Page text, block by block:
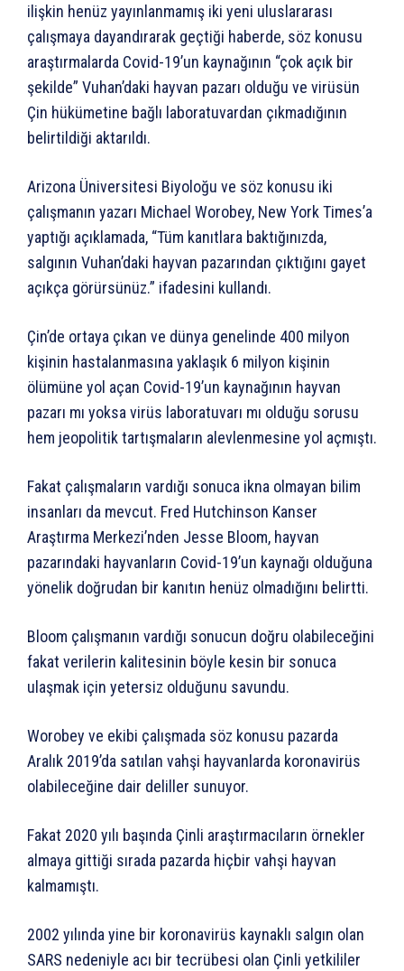
ilişkin henüz yayınlanmamış iki yeni uluslararası
çalışmaya dayandırarak geçtiği haberde, söz konusu
araştırmalarda Covid-19’un kaynağının “çok açık bir
şekilde” Vuhan’daki hayvan pazarı olduğu ve virüsün
Çin hükümetine bağlı laboratuvardan çıkmadığının
belirtildiği aktarıldı.
Arizona Üniversitesi Biyoloğu ve söz konusu iki
çalışmanın yazarı Michael Worobey, New York Times’a
yaptığı açıklamada, “Tüm kanıtlara baktığınızda,
salgının Vuhan’daki hayvan pazarından çıktığını gayet
açıkça görürsünüz.” ifadesini kullandı.
Çin’de ortaya çıkan ve dünya genelinde 400 milyon
kişinin hastalanmasına yaklaşık 6 milyon kişinin
ölümüne yol açan Covid-19’un kaynağının hayvan
pazarı mı yoksa virüs laboratuvarı mı olduğu sorusu
hem jeopolitik tartışmaların alevlenmesine yol açmıştı.
Fakat çalışmaların vardığı sonuca ikna olmayan bilim
insanları da mevcut. Fred Hutchinson Kanser
Araştırma Merkezi’nden Jesse Bloom, hayvan
pazarındaki hayvanların Covid-19’un kaynağı olduğuna
yönelik doğrudan bir kanıtın henüz olmadığını belirtti.
Bloom çalışmanın vardığı sonucun doğru olabileceğini
fakat verilerin kalitesinin böyle kesin bir sonuca
ulaşmak için yetersiz olduğunu savundu.
Worobey ve ekibi çalışmada söz konusu pazarda
Aralık 2019’da satılan vahşi hayvanlarda koronavirüs
olabileceğine dair deliller sunuyor.
Fakat 2020 yılı başında Çinli araştırmacıların örnekler
almaya gittiği sırada pazarda hiçbir vahşi hayvan
kalmamıştı.
2002 yılında yine bir koronavirüs kaynaklı salgın olan
SARS nedeniyle acı bir tecrübesi olan Çinli yetkililer